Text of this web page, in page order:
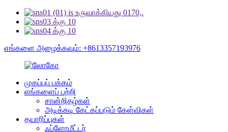
எங்களை அழைக்கவும்: +8613357193976
முகப்புப் பக்கம்
எங்களைப் பற்றி
சான்றிதழ்கள்
அடிக்கடி கேட்கப்படும் கேள்விகள்
தயாரிப்புகள்
ஃப்ளோமீட்டர்